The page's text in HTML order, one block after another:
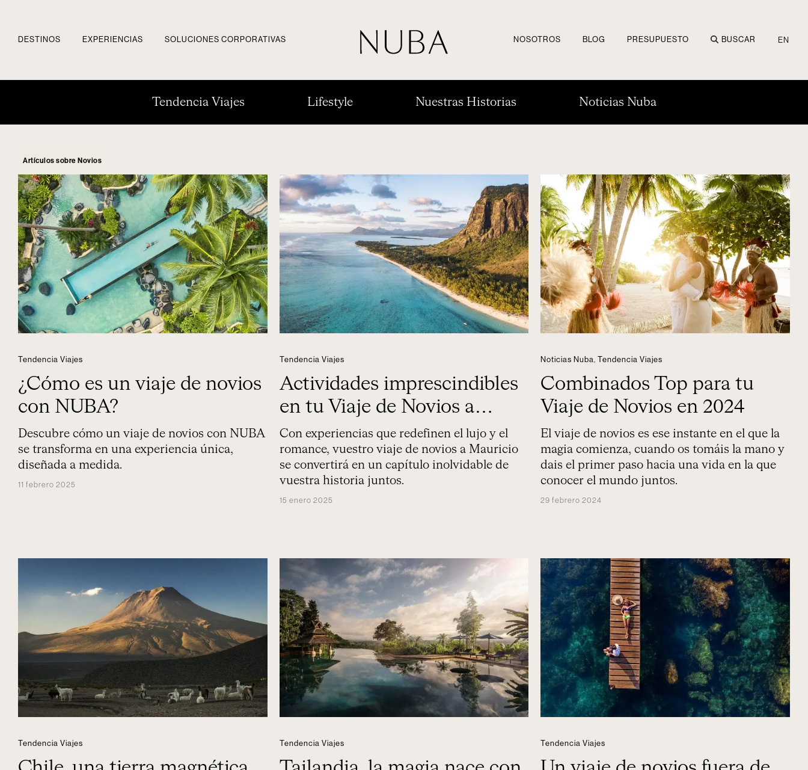
DESTINOS EXPERIENCIAS SOLUCIONES CORPORATIVAS NOSOTROS BLOG PRESUPUESTO BUSCAR EN
Tendencia Viajes Lifestyle Nuestras Historias Noticias Nuba
Artículos sobre Novios
Tendencia Viajes
¿Cómo es un viaje de novios
con NUBA?
Descubre cómo un viaje de novios con NUBA
se transforma en una experiencia única,
diseñada a medida.
11 febrero 2025
Tendencia Viajes
Actividades imprescindibles
en tu Viaje de Novios a
Mauricio
Con experiencias que redefinen el lujo y el
romance, vuestro viaje de novios a Mauricio
se convertirá en un capítulo inolvidable de
vuestra historia juntos.
15 enero 2025
Noticias Nuba ,Tendencia Viajes
Combinados Top para tu
Viaje de Novios en 2024
El viaje de novios es ese instante en el que la
magia comienza, cuando os tomáis la mano y
dais el primer paso hacia una vida en la que
conocer el mundo juntos.
29 febrero 2024
Tendencia Viajes Tendencia Viajes Tendencia Viajes